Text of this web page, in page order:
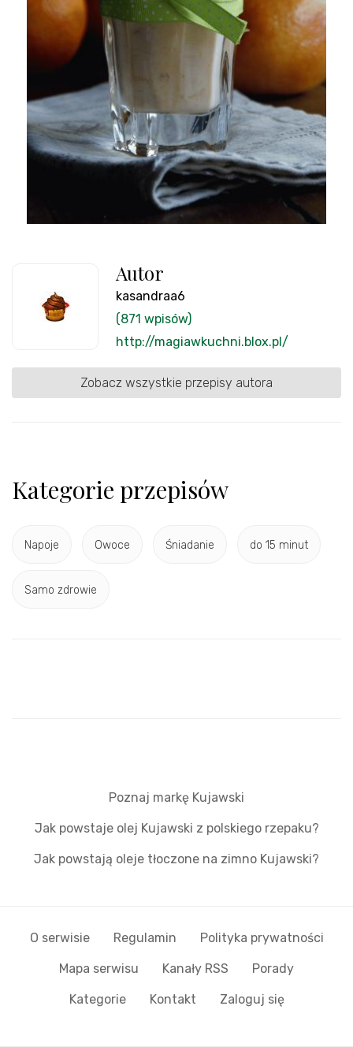
Autor
kasandraa6
(871 wpisów)
http://magiawkuchni.blox.pl/
Zobacz wszystkie przepisy autora
Kategorie przepisów
Napoje Owoce Śniadanie do 15 minut
Samo zdrowie
Poznaj markę Kujawski
Jak powstaje olej Kujawski z polskiego rzepaku?
Jak powstają oleje tłoczone na zimno Kujawski?
O serwisie Regulamin Polityka prywatności
Mapa serwisu Kanały RSS Porady
Kategorie Kontakt Zaloguj się